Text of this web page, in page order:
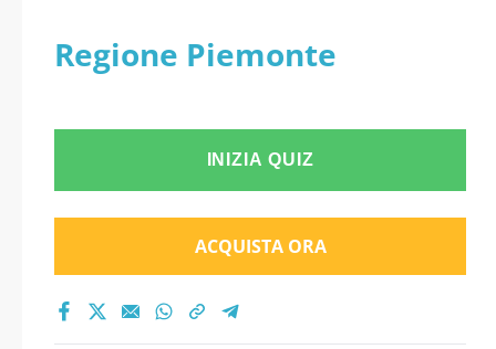
Regione Piemonte
INIZIA QUIZ
ACQUISTA ORA